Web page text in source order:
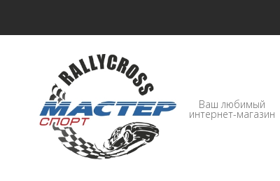
Ваш любимый
интернет-магазин